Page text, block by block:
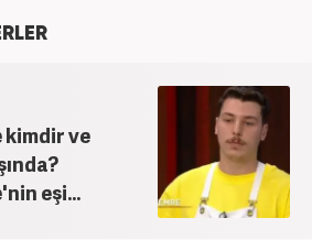
Fırat Üniversitesi Sosyal Bilimler
yaptı. Üniversiteye devam ettiği
dergilerinde deneme ve metin
aynı dönemde, yerel televizyon
sunuculuğu yaparak mesleki
adımını attı. 2016'da başladığı
serüveninde birçok haber
kimdir ve
eşi...